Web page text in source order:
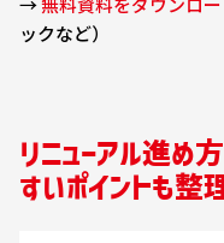
ックなど）
リニューアル進
すいポイントも整